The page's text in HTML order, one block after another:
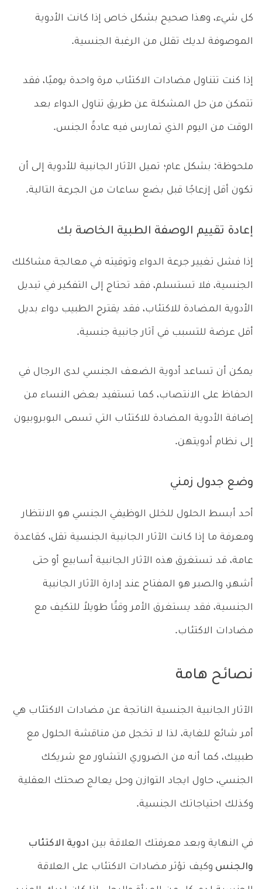
كل شيء، وهذا صحيح بشكل خاص إذا كانت الأدوية
الموصوفة لديك تقلل من الرغبة الجنسية.
إذا كنت تتناول مضادات الاكتئاب مرة واحدة يوميًا، فقد
تتمكن من حل المشكلة عن طريق تناول الدواء بعد
الوقت من اليوم الذي تمارس فيه عادةً الجنس.
ملحوظة: بشكل عام؛ تميل الآثار الجانبية للأدوية إلى أن
تكون أقل إزعاجًا قبل بضع ساعات من الجرعة التالية.
إعادة تقييم الوصفة الطبية الخاصة بك
إذا فشل تغيير جرعة الدواء وتوقيته في معالجة مشاكلك
الجنسية، فلا تستسلم، فقد تحتاج إلى التفكير في تبديل
الأدوية المضادة للاكتئاب، فقد يقترح الطبيب دواء بديل
أقل عرضة للتسبب في آثار جانبية جنسية.
يمكن أن تساعد أدوية الضعف الجنسي لدى الرجال في
الحفاظ على الانتصاب، كما تستفيد بعض النساء من
إضافة الأدوية المضادة للاكتئاب التي تسمى البوبروبيون
إلى نظام أدويتهن.
وضع جدول زمني
أحد أبسط الحلول للخلل الوظيفي الجنسي هو الانتظار
ومعرفة ما إذا كانت الآثار الجانبية الجنسية تقل، كقاعدة
عامة، قد تستغرق هذه الآثار الجانبية أسابيع أو حتى
أشهر، والصبر هو المفتاح عند إدارة الآثار الجانبية
الجنسية، فقد يستغرق الأمر وقتًا طويلاً للتكيف مع
مضادات الاكتئاب.
نصائح هامة
الآثار الجانبية الجنسية الناتجة عن مضادات الاكتئاب هي
أمر شائع للغاية، لذا لا تخجل من مناقشة الحلول مع
طبيبك، كما أنه من الضروري التشاور مع شريكك
الجنسي، حاول ايجاد التوازن وحل يعالج صحتك العقلية
وكذلك احتياجاتك الجنسية.
في النهاية وبعد معرفتك العلاقة بين ادوية الاكتئاب
والجنس وكيف تؤثر مضادات الاكتئاب على العلاقة